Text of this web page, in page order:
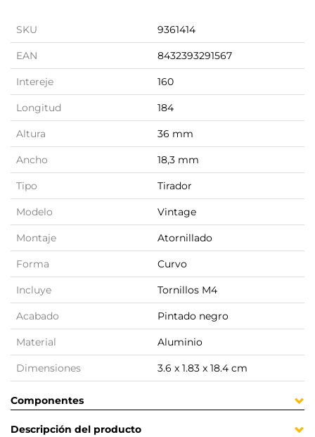
SKU 9361414
EAN 8432393291567
Intereje 160
Longitud 184
Altura 36 mm
Ancho 18,3 mm
Tipo Tirador
Modelo Vintage
Montaje Atornillado
Forma Curvo
Incluye Tornillos M4
Acabado Pintado negro
Material Aluminio
Dimensiones 3.6 x 1.83 x 18.4 cm
Componentes
Descripción del producto